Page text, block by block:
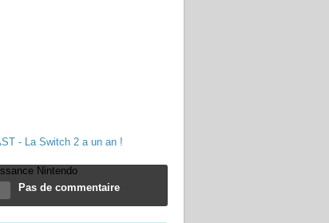
- La Switch 2 a un an !
Nintendo
Pas de commentaire